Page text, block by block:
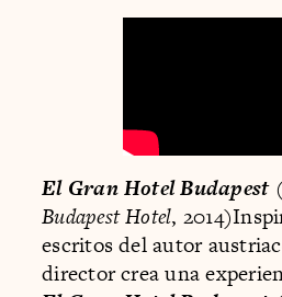
El Gran Hotel Budapest
Budapest Hotel,
escritos del autor
director crea una